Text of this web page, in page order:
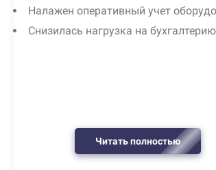
Налажен оперативный учет
Снизилась нагрузка на бухгалтерию
Читать полностью